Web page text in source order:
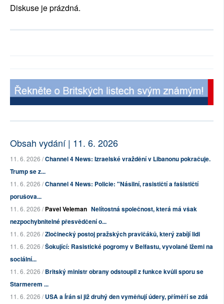
Diskuse je prázdná.
Obsah vydání | 11. 6. 2026
11. 6. 2026 /Channel 4 News: Izraelské vraždění v Libanonu pokračuje.
Trump se z...
11. 6. 2026 /Channel 4 News: Policie: "Násilní, rasističtí a fašističtí
porušova...
11. 6. 2026 /Pavel Veleman Nelítostná společnost, která má však
nezpochybnitelné přesvědčení o...
11. 6. 2026 /Zločinecký postoj pražských pravičáků, který zabíjí lidi
11. 6. 2026 /Šokující: Rasistické pogromy v Belfastu, vyvolané lžemi na
sociální...
11. 6. 2026 /Britský ministr obrany odstoupil z funkce kvůli sporu se
Starmerem ...
11. 6. 2026 /USA a Írán si již druhý den vyměňují údery, příměří se zdá